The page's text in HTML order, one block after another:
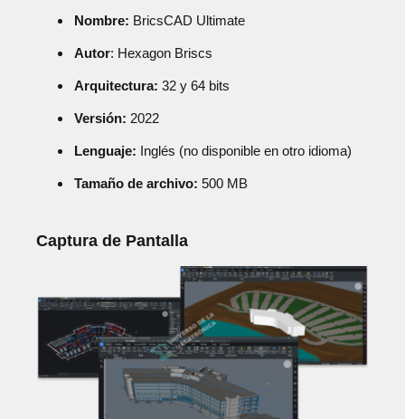
Nombre: BricsCAD Ultimate
Autor: Hexagon Briscs
Arquitectura: 32 y 64 bits
Versión: 2022
Lenguaje: Inglés (no disponible en otro idioma)
Tamaño de archivo: 500 MB
Captura de Pantalla